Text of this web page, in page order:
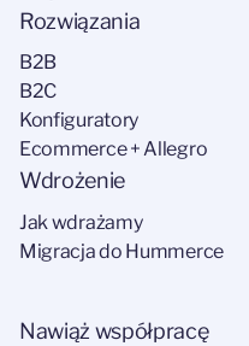
Rozwiązania
B2B
B2C
Konfiguratory
Ecommerce + Allegro
Wdrożenie
Jak wdrażamy
Migracja do Hummerce
Nawiąż współpracę